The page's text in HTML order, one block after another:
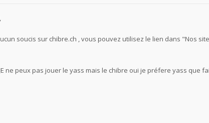
soucis sur chibre.ch , vous pouvez utilisez le lien dans "Nos
ne peux pas jouer le yass mais le chibre oui je préfere yass que